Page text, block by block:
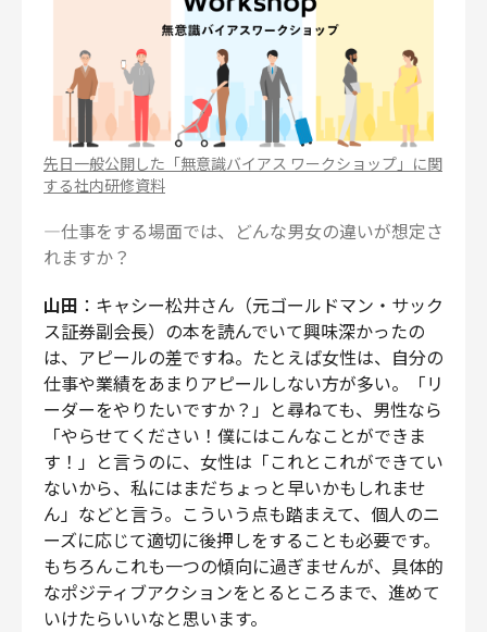
先日一般公開した「無意識バイアス ワークショップ」に関
する社内研修資料
―仕事をする場面では、どんな男女の違いが想定さ
れますか？
山田 ：キャシー松井さん（元ゴールドマン・サック
ス証券副会長）の本を読んでいて興味深かったの
は、アピールの差ですね。たとえば女性は、自分の
仕事や業績をあまりアピールしない方が多い。「リ
ーダーをやりたいですか？」と尋ねても、男性なら
「やらせてください！僕にはこんなことができま
す！」と言うのに、女性は「これとこれができてい
ないから、私にはまだちょっと早いかもしれませ
ん」などと言う。こういう点も踏まえて、個人のニ
ーズに応じて適切に後押しをすることも必要です。
もちろんこれも一つの傾向に過ぎませんが、具体的
なポジティブアクションをとるところまで、進めて
いけたらいいなと思います。